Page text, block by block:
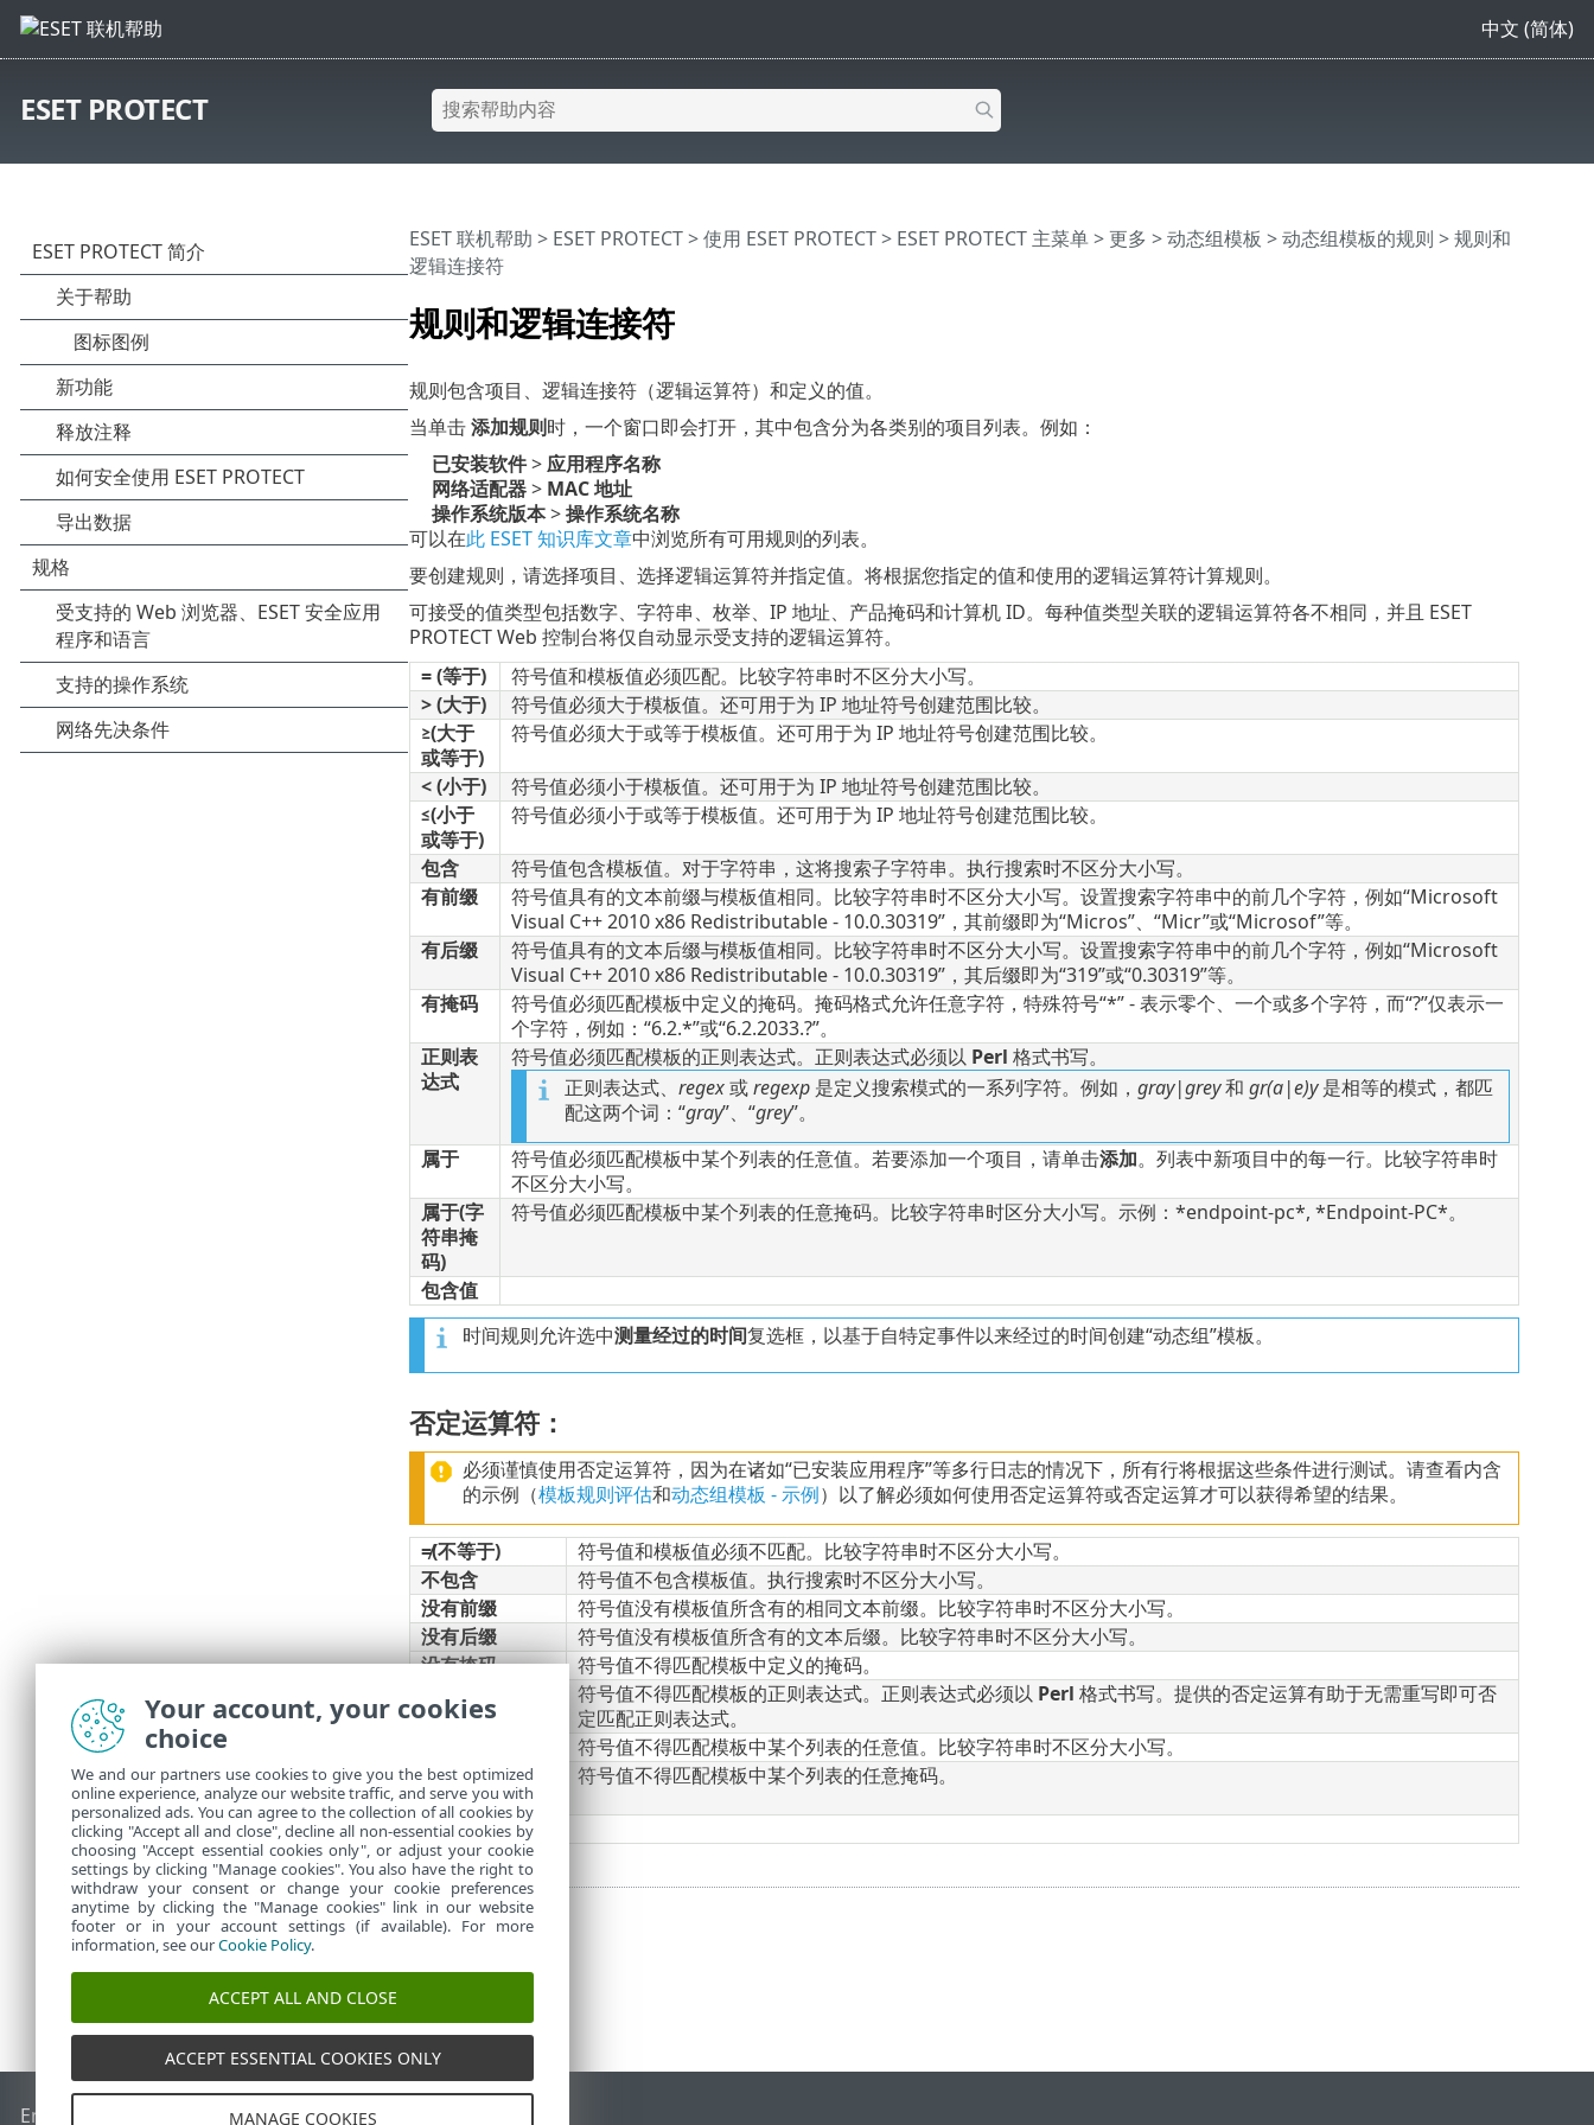
中文 (简体)
ESET PROTECT
规则和逻辑连接符
ESET 联机帮助 > ESET PROTECT>使用 ESET PROTECT> ESET PROTECT 主菜单>更多 >动态组模板 >动态组模板的规则 > 规则和
逻辑连接符
规则包含项目、逻辑连接符（逻辑运算符）和定义的值。
当单击添加规则时，一个窗口即会打开，其中包含分为各类别的项目列表。例如：
已安装软件>应用程序名称
网络适配器> MAC 地址
操作系统版本>操作系统名称
可以在此 ESET 知识库文章中浏览所有可用规则的列表。
要创建规则，请选择项目、选择逻辑运算符并指定值。将根据您指定的值和使用的逻辑运算符计算规则。
可接受的值类型包括数字、字符串、枚举、IP 地址、产品掩码和计算机 ID。每种值类型关联的逻辑运算符各不相同，并且 ESET
PROTECT Web 控制台将仅自动显示受支持的逻辑运算符。
= (等于)
符号值和模板值必须匹配。比较字符串时不区分大小写。
> (大于)
符号值必须大于模板值。还可用于为 IP 地址符号创建范围比较。
≥(大于
或等于)
符号值必须大于或等于模板值。还可用于为 IP 地址符号创建范围比较。
< (小于)
符号值必须小于模板值。还可用于为 IP 地址符号创建范围比较。
≤(小于
或等于)
符号值必须小于或等于模板值。还可用于为 IP 地址符号创建范围比较。
包含
符号值包含模板值。对于字符串，这将搜索子字符串。执行搜索时不区分大小写。
有前缀
符号值具有的文本前缀与模板值相同。比较字符串时不区分大小写。设置搜索字符串中的前几个字符，例如“Microsoft
Visual C++ 2010 x86 Redistributable - 10.0.30319”，其前缀即为“Micros”、“Micr”或“Microsof”等。
有后缀
符号值具有的文本后缀与模板值相同。比较字符串时不区分大小写。设置搜索字符串中的前几个字符，例如“Microsoft
Visual C++ 2010 x86 Redistributable - 10.0.30319”，其后缀即为“319”或“0.30319”等。
有掩码
符号值必须匹配模板中定义的掩码。掩码格式允许任意字符，特殊符号“*” - 表示零个、一个或多个字符，而“?”仅表示一
个字符，例如：“6.2.*”或“6.2.2033.?”。
正则表
达式
符号值必须匹配模板的正则表达式。正则表达式必须以 Perl 格式书写。
正则表达式、 regex或regexp是定义搜索模式的一系列字符。例如， gray|grey和 gr(a|e)y是相等的模式，都匹
配这两个词：“gray”、“grey”。
属于
符号值必须匹配模板中某个列表的任意值。若要添加一个项目，请单击添加。列表中新项目中的每一行。比较字符串时
不区分大小写。
属于(字
符串掩
码)
符号值必须匹配模板中某个列表的任意掩码。比较字符串时区分大小写。示例：*endpoint-pc*, *Endpoint-PC*。
包含值
时间规则允许选中测量经过的时间复选框，以基于自特定事件以来经过的时间创建“动态组”模板。
否定运算符：
必须谨慎使用否定运算符，因为在诸如“已安装应用程序”等多行日志的情况下，所有行将根据这些条件进行测试。请查看内含
的示例（模板规则评估和动态组模板 - 示例）以了解必须如何使用否定运算符或否定运算才可以获得希望的结果。
≠(不等于)
符号值和模板值必须不匹配。比较字符串时不区分大小写。
不包含
符号值不包含模板值。执行搜索时不区分大小写。
没有前缀
符号值没有模板值所含有的相同文本前缀。比较字符串时不区分大小写。
没有后缀
符号值没有模板值所含有的文本后缀。比较字符串时不区分大小写。
没有掩码
符号值不得匹配模板中定义的掩码。
不是正则表达式
符号值不得匹配模板的正则表达式。正则表达式必须以 Perl 格式书写。提供的否定运算有助于无需重写即可否
定匹配正则表达式。
符号值不得匹配模板中某个列表的任意值。比较字符串时不区分大小写。
不属于(字符串
掩码)
符号值不得匹配模板中某个列表的任意掩码。
不包含值
End of Life ESET 论坛 ESET Status Portal
Your account, your cookies
choice
We and our partners use cookies to give you the best optimized
online experience, analyze our website traffic, and serve you with
personalized ads. You can agree to the collection of all cookies by
clicking "Accept all and close", decline all non-essential cookies by
choosing "Accept essential cookies only", or adjust your cookie
settings by clicking "Manage cookies". You also have the right to
withdraw your consent or change your cookie preferences
anytime by clicking the "Manage cookies" link in our website
footer or in your account settings (if available). For more
information, see ourCookie Policy.
ACCEPT ALL AND CLOSE
ACCEPT ESSENTIAL COOKIES ONLY
MANAGE COOKIES